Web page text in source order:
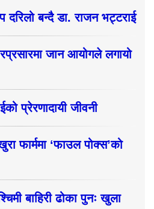
दरिलो बन्दै डा. राजन भट्टराई
जान आयोगले लगायो
प्रेरणादायी जीवनी
फार्ममा ‘फाउल पोक्स’को
बाहिरी ढोका पुनः खुला